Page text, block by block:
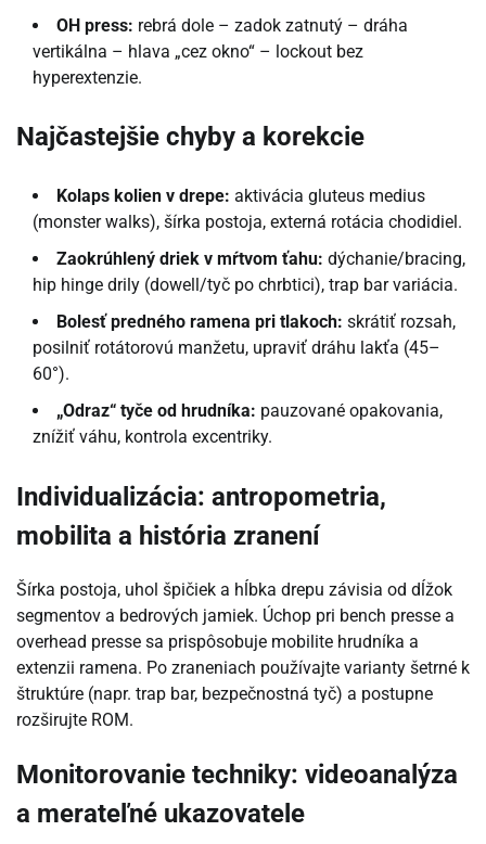
OH press: rebrá dole – zadok zatnutý – dráha
vertikálna – hlava „cez okno“ – lockout bez
hyperextenzie.
Najčastejšie chyby a korekcie
Kolaps kolien v drepe: aktivácia gluteus medius
(monster walks), šírka postoja, externá rotácia chodidiel.
Zaokrúhlený driek v mŕtvom ťahu: dýchanie/bracing,
hip hinge drily (dowell/tyč po chrbtici), trap bar variácia.
Bolesť predného ramena pri tlakoch: skrátiť rozsah,
posilniť rotátorovú manžetu, upraviť dráhu lakťa (45–
60°).
„Odraz“ tyče od hrudníka: pauzované opakovania,
znížiť váhu, kontrola excentriky.
Individualizácia: antropometria,
mobilita a história zranení
Šírka postoja, uhol špičiek a hĺbka drepu závisia od dĺžok
segmentov a bedrových jamiek. Úchop pri bench presse a
overhead presse sa prispôsobuje mobilite hrudníka a
extenzii ramena. Po zraneniach používajte varianty šetrné k
štruktúre (napr. trap bar, bezpečnostná tyč) a postupne
rozširujte ROM.
Monitorovanie techniky: videoanalýza
a merateľné ukazovatele